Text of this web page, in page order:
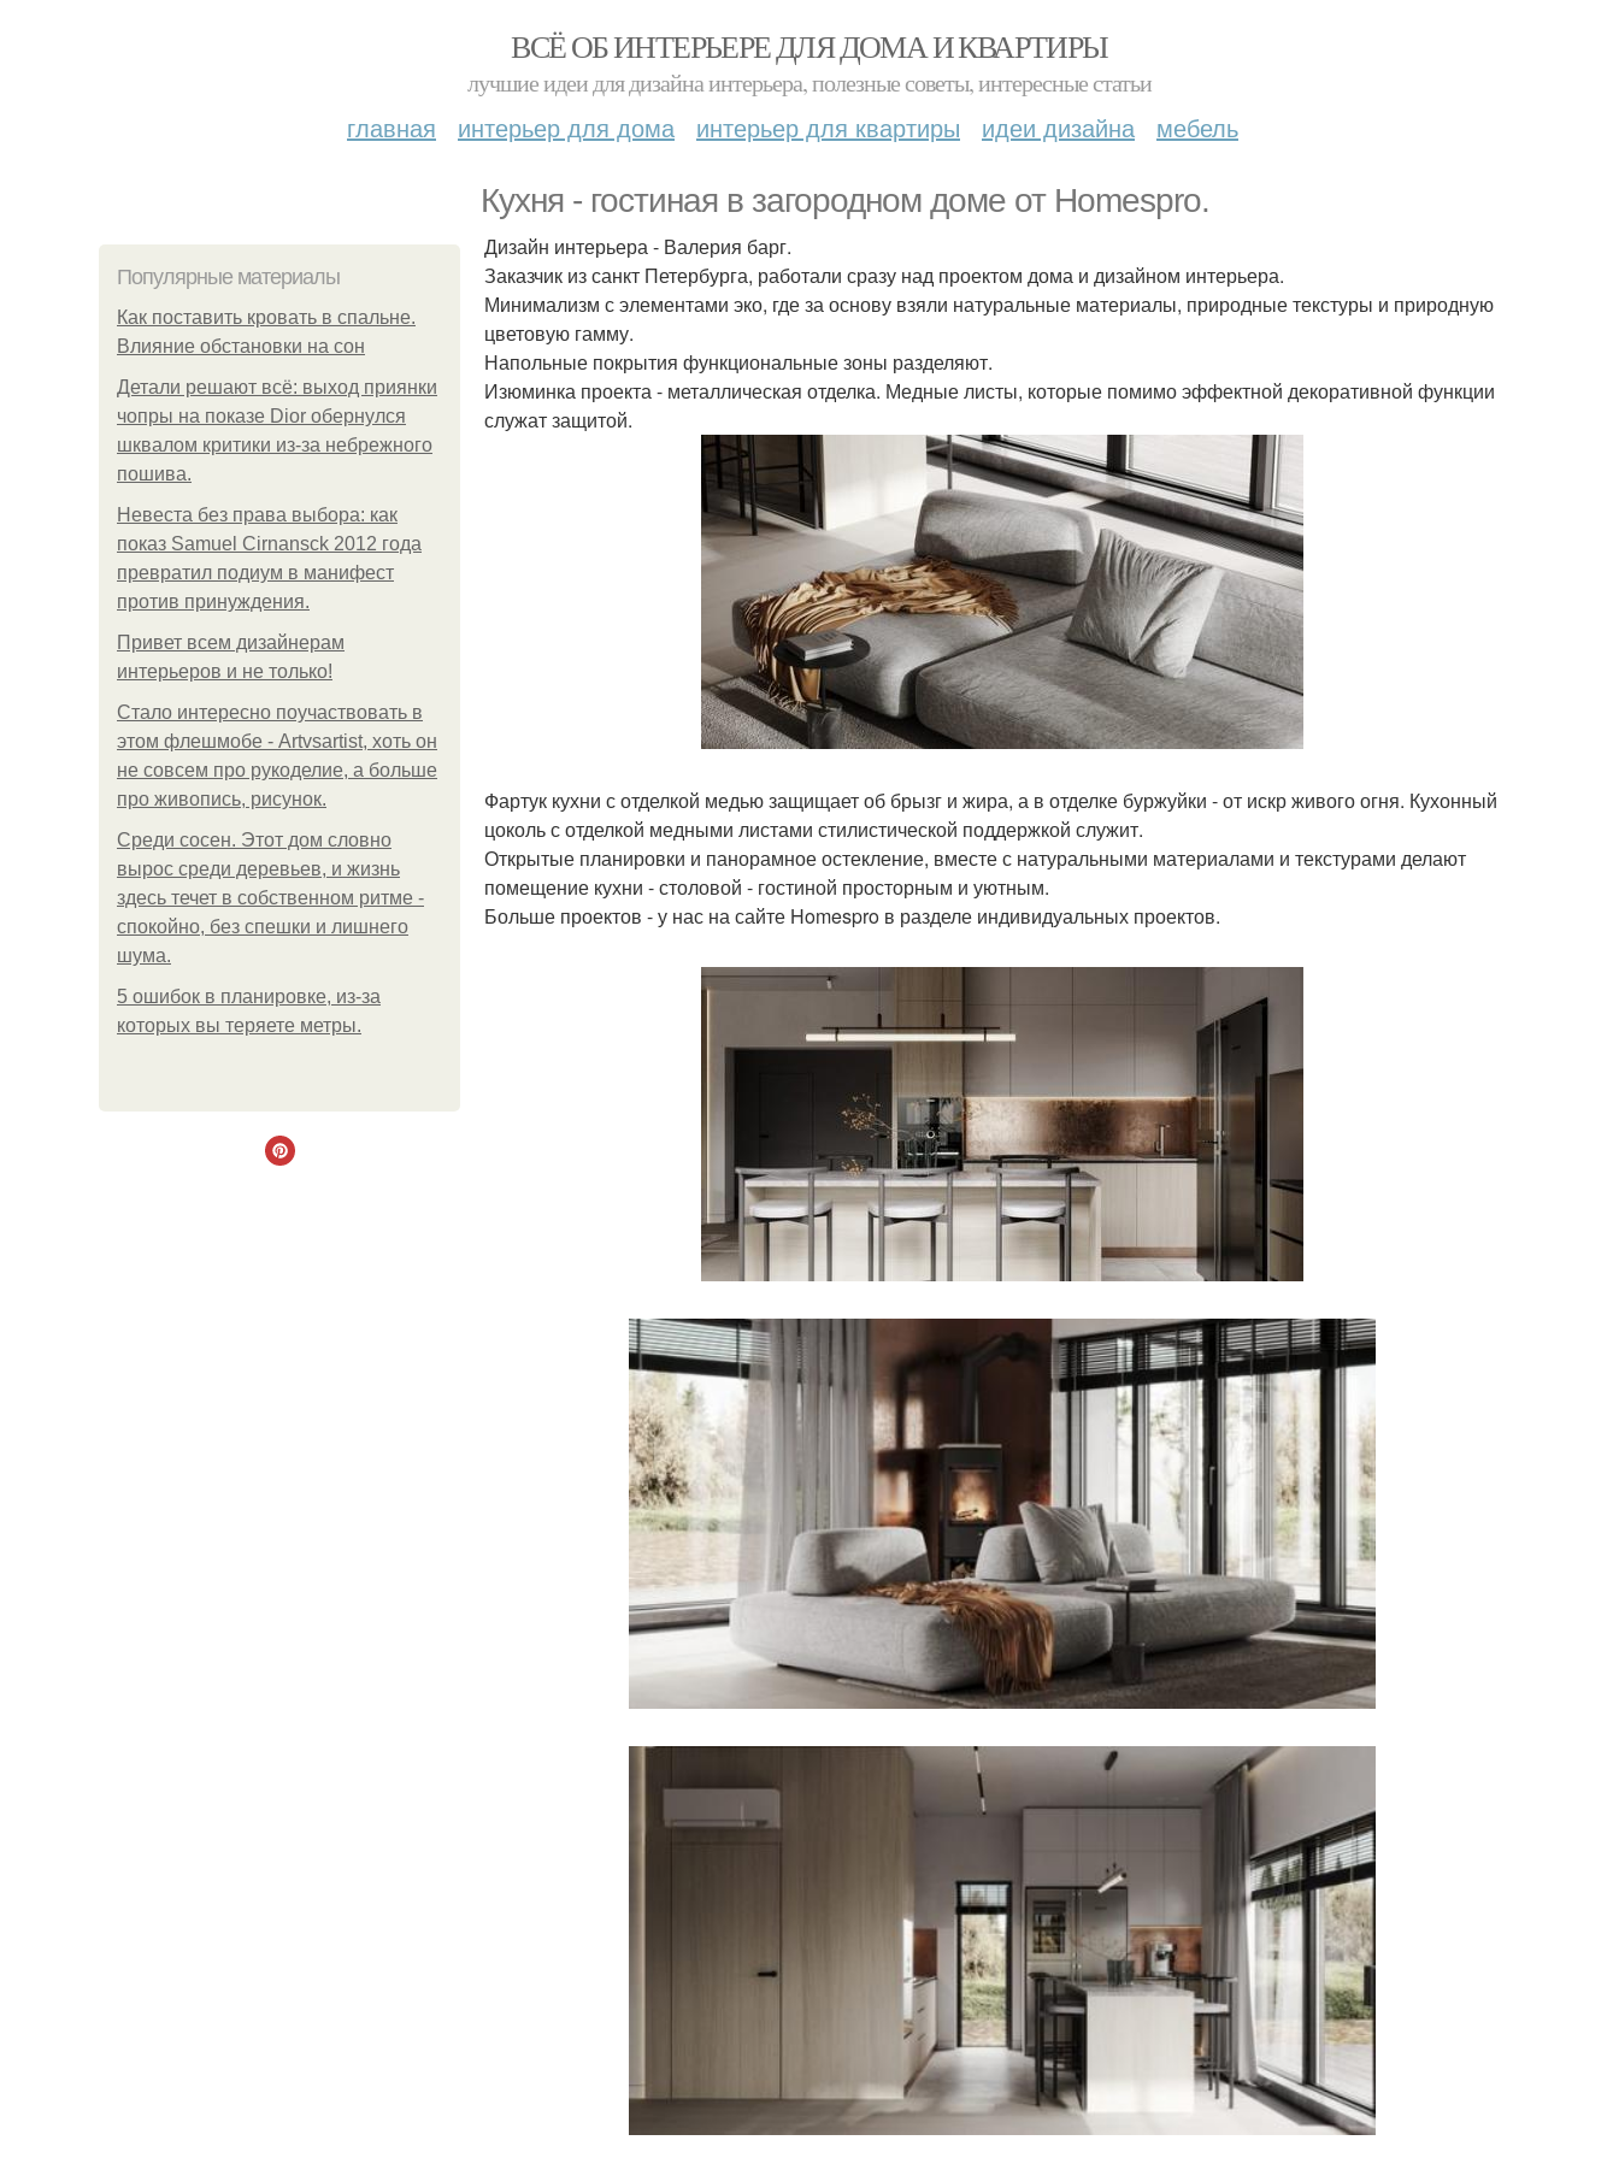
ВСЁ ОБ ИНТЕРЬЕРЕ ДЛЯ ДОМА И КВАРТИРЫ
лучшие идеи для дизайна интерьера, полезные советы, интересные статьи
главная интерьер для дома интерьер для квартиры идеи дизайна мебель
Кухня - гостиная в загородном доме от Homespro.
Популярные материалы
Как поставить кровать в спальне.
Влияние обстановки на сон
Детали решают всё: выход приянки
чопры на показе Dior обернулся
шквалом критики из-за небрежного
пошива.
Невеста без права выбора: как
показ Samuel Cirnansck 2012 года
превратил подиум в манифест
против принуждения.
Привет всем дизайнерам
интерьеров и не только!
Стало интересно поучаствовать в
этом флешмобе - Artvsartist, хоть он
не совсем про рукоделие, а больше
про живопись, рисунок.
Среди сосен. Этот дом словно
вырос среди деревьев, и жизнь
здесь течет в собственном ритме -
спокойно, без спешки и лишнего
шума.
5 ошибок в планировке, из-за
которых вы теряете метры.
Дизайн интерьера - Валерия барг.
Заказчик из санкт Петербурга, работали сразу над проектом дома и дизайном интерьера.
Минимализм с элементами эко, где за основу взяли натуральные материалы, природные текстуры и природную
цветовую гамму.
Напольные покрытия функциональные зоны разделяют.
Изюминка проекта - металлическая отделка. Медные листы, которые помимо эффектной декоративной функции
служат защитой.
Фартук кухни с отделкой медью защищает об брызг и жира, а в отделке буржуйки - от искр живого огня. Кухонный
цоколь с отделкой медными листами стилистической поддержкой служит.
Открытые планировки и панорамное остекление, вместе с натуральными материалами и текстурами делают
помещение кухни - столовой - гостиной просторным и уютным.
Больше проектов - у нас на сайте Homespro в разделе индивидуальных проектов.